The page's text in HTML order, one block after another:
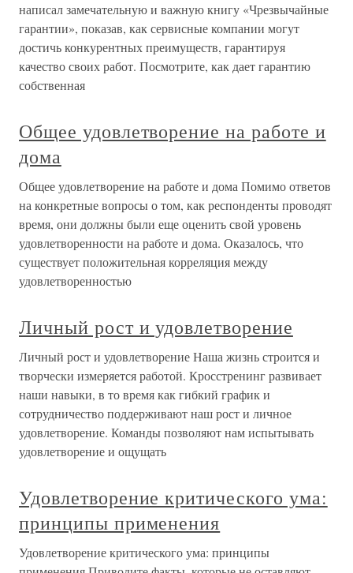
написал замечательную и важную книгу «Чрезвычайные
гарантии», показав, как сервисные компании могут
достичь конкурентных преимуществ, гарантируя
качество своих работ. Посмотрите, как дает гарантию
собственная
Общее удовлетворение на работе и
дома
Общее удовлетворение на работе и дома Помимо ответов
на конкретные вопросы о том, как респонденты проводят
время, они должны были еще оценить свой уровень
удовлетворенности на работе и дома. Оказалось, что
существует положительная корреляция между
удовлетворенностью
Личный рост и удовлетворение
Личный рост и удовлетворение Наша жизнь строится и
творчески измеряется работой. Кросстренинг развивает
наши навыки, в то время как гибкий график и
сотрудничество поддерживают наш рост и личное
удовлетворение. Команды позволяют нам испытывать
удовлетворение и ощущать
Удовлетворение критического ума:
принципы применения
Удовлетворение критического ума: принципы